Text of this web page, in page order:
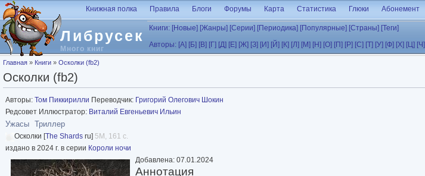
Перейти к основному содержанию
Либрусек
Много книг
Книжная полка Правила Блоги Форумы Карта Статистика Глюки Абонемент
Книги: [Новые] [Жанры] [Серии] [Периодика] [Популярные] [Страны] [Теги]
Авторы: [А] [Б] [В] [Г] [Д] [Е] [Ж] [З] [И] [Й] [К] [Л] [М] [Н] [О] [П] [Р] [С] [Т] [У] [Ф] [Х] [Ц] [Ч]
Вы здесь
Главная » Книги » Осколки (fb2)
Осколки (fb2)
Авторы: Том Пиккирилли Переводчик: Григорий Олегович Шокин
Редсовет Иллюстратор: Виталий Евгеньевич Ильин
Ужасы Триллер
Осколки [The Shards ru] 5M, 161 с.
издано в 2024 г. в серии Короли ночи
Добавлена: 07.01.2024
Аннотация